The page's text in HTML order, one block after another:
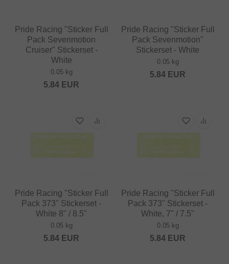
Pride Racing "Sticker Full
Pack Sevenmotion
Cruiser" Stickerset -
White
0.05 kg
5.84 EUR
Pride Racing "Sticker Full
Pack Sevenmotion"
Stickerset - White
0.05 kg
5.84 EUR
Pride Racing "Sticker Full
Pack 373" Stickerset -
White 8" / 8.5"
0.05 kg
5.84 EUR
Pride Racing "Sticker Full
Pack 373" Stickerset -
White, 7" / 7.5"
0.05 kg
5.84 EUR